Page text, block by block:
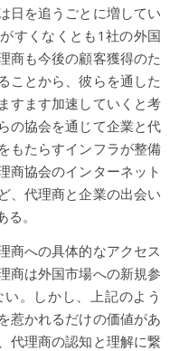
日を追うごとに増してい
すくなくとも1社の外国
商も今後の顧客獲得のた
ことから、彼らを通した
すます加速していくと考
の協会を通じて企業と代
もたらすインフラが整備
商協会のインターネット
、代理商と企業の出会い
。
商への具体的なアクセス
商は外国市場への新規参
。しかし、上記のよう
惹かれるだけの価値があ
代理商の認知と理解に繋